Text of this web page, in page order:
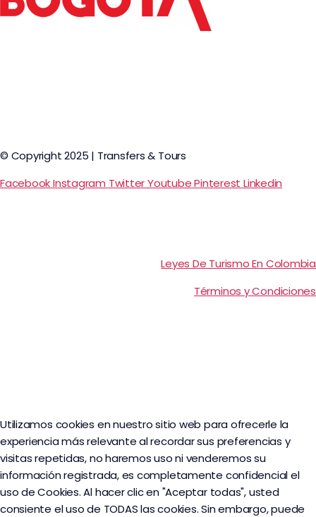
© Copyright 2025 | Transfers & Tours
FacebookInstagram TwitterYoutubePinterest Linkedin
Leyes De Turismo En Colombia
Términos y Condiciones
Utilizamos cookies en nuestro sitio web para ofrecerle la
experiencia más relevante al recordar sus preferencias y
visitas repetidas, no haremos uso ni venderemos su
información registrada, es completamente confidencial el
uso de Cookies. Al hacer clic en "Aceptar todas", usted
consiente el uso de TODAS las cookies. Sin embargo, puede